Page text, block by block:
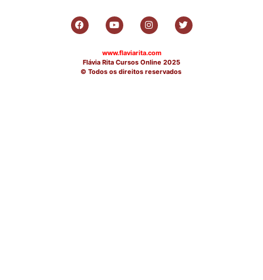
www.flaviarita.com
Flávia Rita Cursos Online 2025
© Todos os direitos reservados